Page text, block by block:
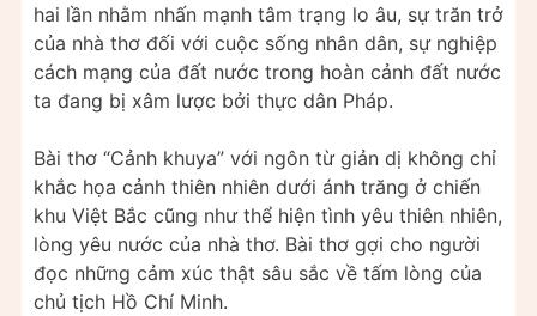
hai lần nhằm nhấn mạnh tâm trạng lo âu, sự trăn trở
của nhà thơ đối với cuộc sống nhân dân, sự nghiệp
cách mạng của đất nước trong hoàn cảnh đất nước
ta đang bị xâm lược bởi thực dân Pháp.
Bài thơ “Cảnh khuya” với ngôn từ giản dị không chỉ
khắc họa cảnh thiên nhiên dưới ánh trăng ở chiến
khu Việt Bắc cũng như thể hiện tình yêu thiên nhiên,
lòng yêu nước của nhà thơ. Bài thơ gợi cho người
đọc những cảm xúc thật sâu sắc về tấm lòng của
chủ tịch Hồ Chí Minh.